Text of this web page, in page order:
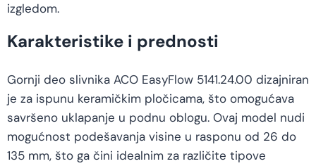
izgledom.
Karakteristike i prednosti
Gornji deo slivnika ACO EasyFlow 5141.24.00 dizajniran
je za ispunu keramičkim pločicama, što omogućava
savršeno uklapanje u podnu oblogu. Ovaj model nudi
mogućnost podešavanja visine u rasponu od 26 do
135 mm, što ga čini idealnim za različite tipove